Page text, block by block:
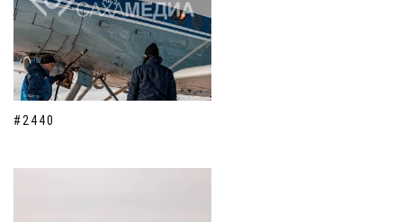
#2440